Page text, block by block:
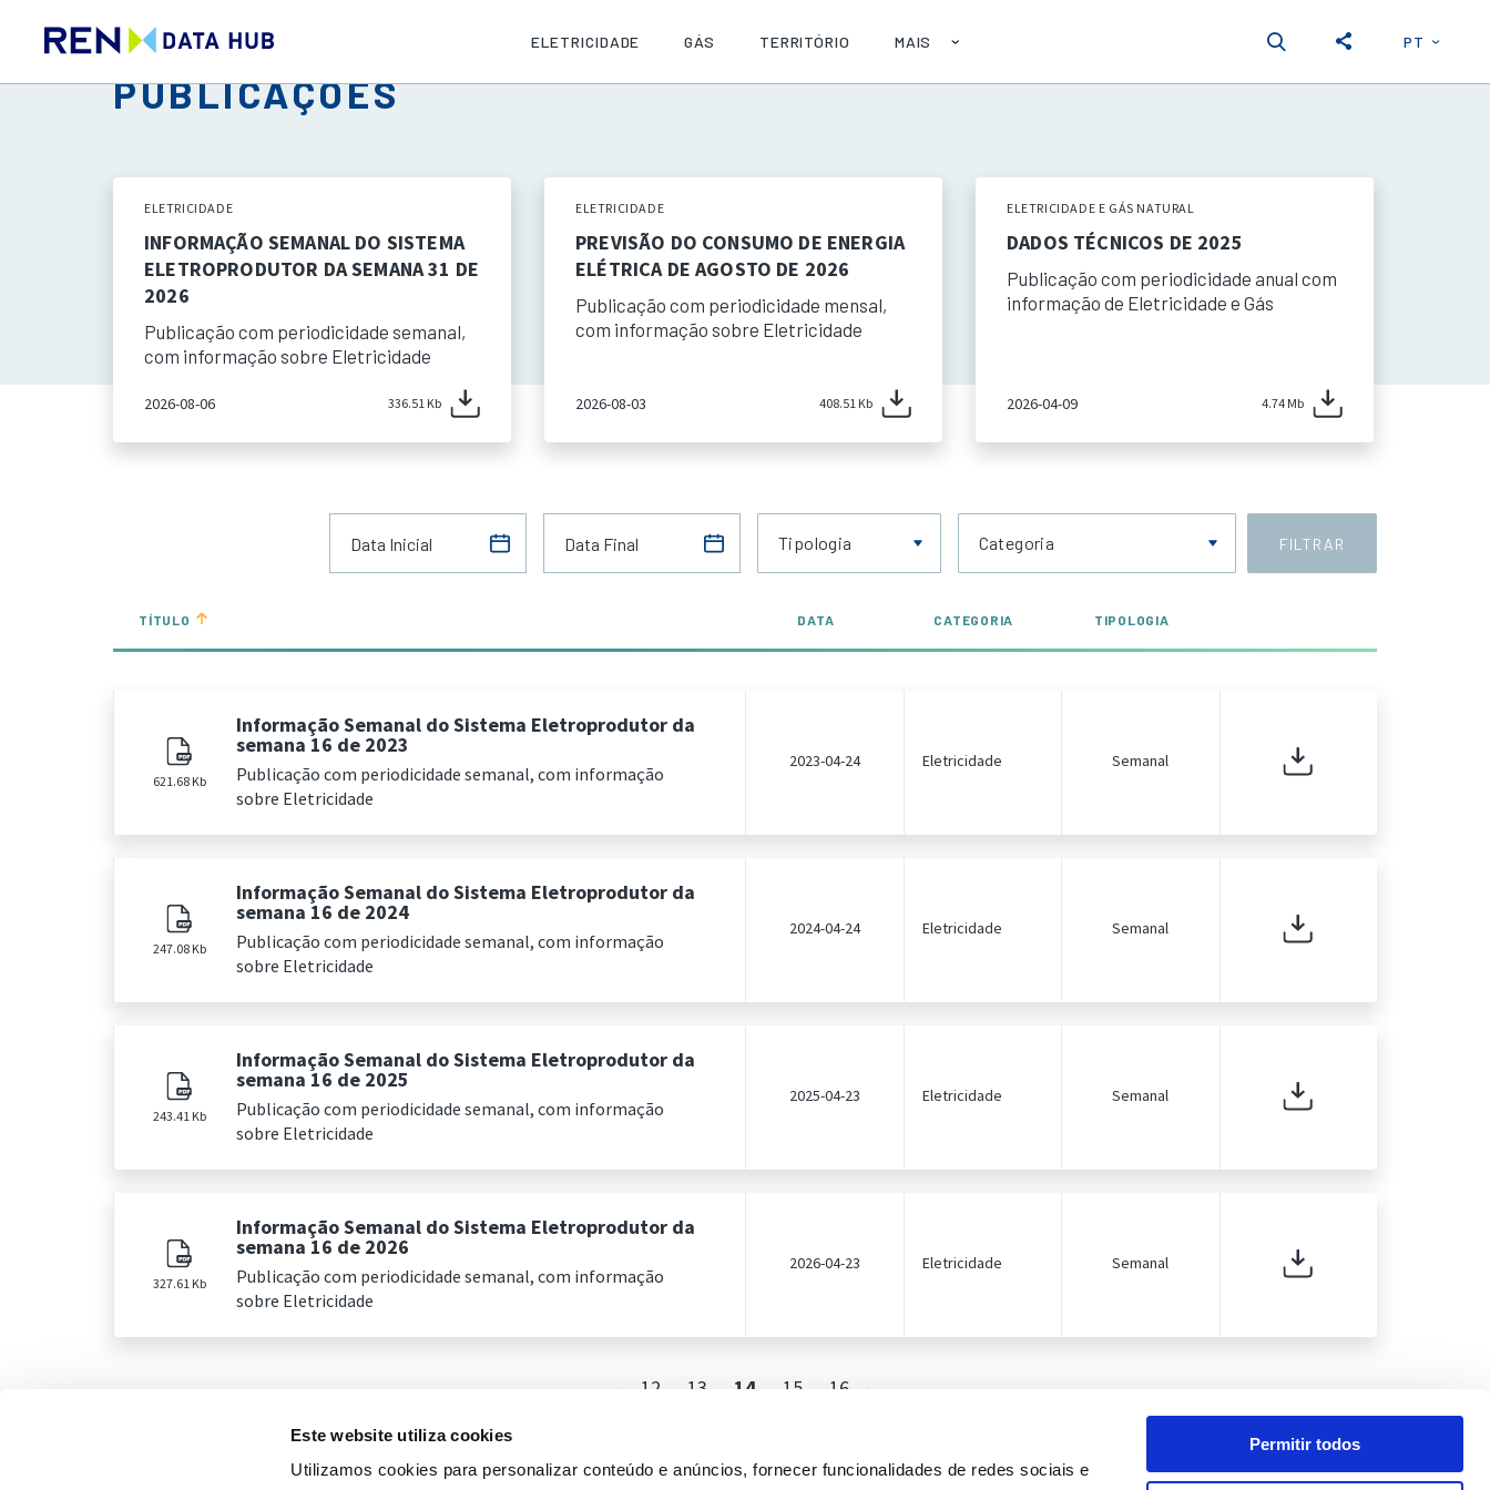
Este website utiliza cookies
Utilizamos cookies para personalizar conteúdo e anúncios, fornecer funcionalidades de redes sociais e
Permitir todos
ELETRICIDADE GÁS TERRITÓRIO MAIS
PT
PUBLICAÇÕES
ELETRICIDADE
INFORMAÇÃO SEMANAL DO SISTEMA
ELETROPRODUTOR DA SEMANA 31 DE
2026
Publicação com periodicidade semanal,
com informação sobre Eletricidade
2026-08-06 336.51 Kb
ELETRICIDADE
PREVISÃO DO CONSUMO DE ENERGIA
ELÉTRICA DE AGOSTO DE 2026
Publicação com periodicidade mensal,
com informação sobre Eletricidade
2026-08-03 408.51 Kb
ELETRICIDADE E GÁS NATURAL
DADOS TÉCNICOS DE 2025
Publicação com periodicidade anual com
informação de Eletricidade e Gás
2026-04-09 4.74 Mb
Tipologia Categoria FILTRAR
TÍTULO DATA CATEGORIA TIPOLOGIA
621.68 Kb
Informação Semanal do Sistema Eletroprodutor da
semana 16 de 2023
Publicação com periodicidade semanal, com informação
sobre Eletricidade
2023-04-24 Eletricidade Semanal
247.08 Kb
Informação Semanal do Sistema Eletroprodutor da
semana 16 de 2024
Publicação com periodicidade semanal, com informação
sobre Eletricidade
2024-04-24 Eletricidade Semanal
243.41 Kb
Informação Semanal do Sistema Eletroprodutor da
semana 16 de 2025
Publicação com periodicidade semanal, com informação
sobre Eletricidade
2025-04-23 Eletricidade Semanal
327.61 Kb
Informação Semanal do Sistema Eletroprodutor da
semana 16 de 2026
Publicação com periodicidade semanal, com informação
sobre Eletricidade
2026-04-23 Eletricidade Semanal
12 13 14 15 16